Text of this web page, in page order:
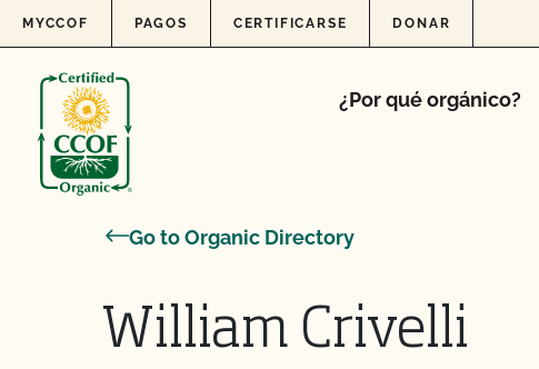
Skip to content
MYCCOF PAGOS CERTIFICARSE DONAR
¿Por qué orgánico?
Go to Organic Directory
William Crivelli